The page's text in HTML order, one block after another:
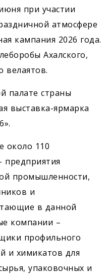
при участии
атмо­сфере
кампания 2026 года.
Ахалского,
велаятов.
палате страны
выставка-ярмарка
около 110
предприятия
промышленности,
и
в данной
компании –
профильного
и химикатов для
упаковочных и